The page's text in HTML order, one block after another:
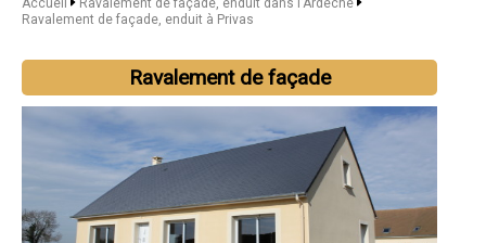
Ravalement de façade, enduit à Privas
Ravalement de façade